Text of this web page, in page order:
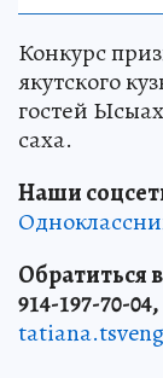
Конкурс
якутского
гостей
саха.
Наши
Обратиться
914-197-70-